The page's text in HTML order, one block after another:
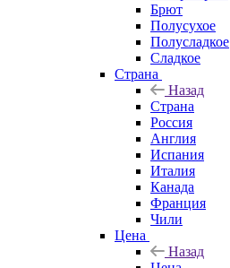
Брют
Полусухое
Полусладкое
Сладкое
Страна
Назад
Страна
Россия
Англия
Испания
Италия
Канада
Франция
Чили
Цена
Назад